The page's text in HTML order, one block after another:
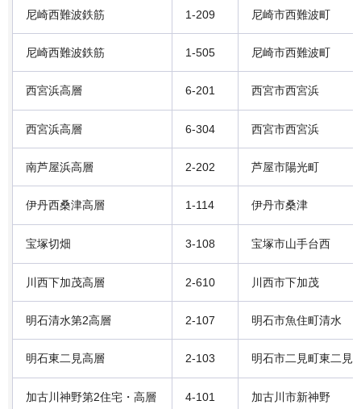
尼崎西難波鉄筋 1-209 尼崎市西難波町
尼崎西難波鉄筋 1-505 尼崎市西難波町
西宮浜高層 6-201 西宮市西宮浜
西宮浜高層 6-304 西宮市西宮浜
南芦屋浜高層 2-202 芦屋市陽光町
伊丹西桑津高層 1-114 伊丹市桑津
宝塚切畑 3-108 宝塚市山手台西
川西下加茂高層 2-610 川西市下加茂
明石清水第2高層 2-107 明石市魚住町清水
明石東二見高層 2-103 明石市二見町東二見
加古川神野第2住宅・高層 4-101 加古川市新神野